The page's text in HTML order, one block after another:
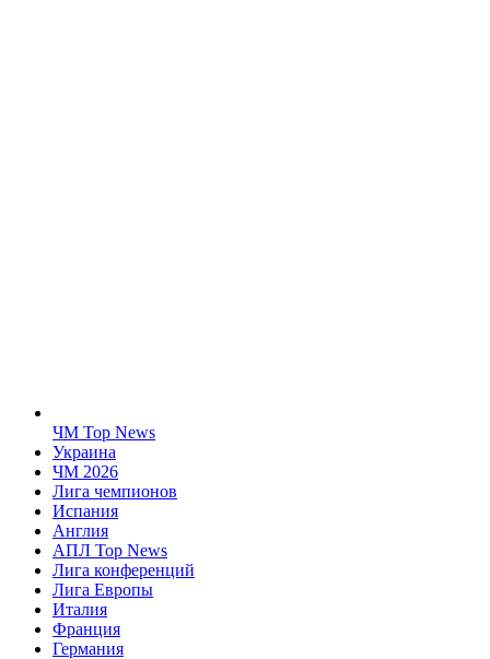
ЧМ Top News
Украина
ЧМ 2026
Лига чемпионов
Испания
Англия
АПЛ Top News
Лига конференций
Лига Европы
Италия
Франция
Германия